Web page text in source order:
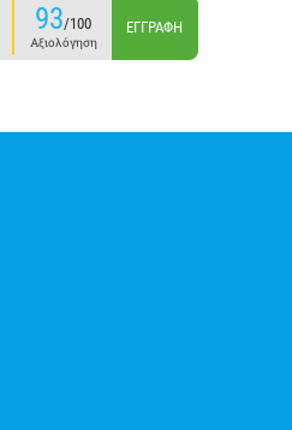
93/100
Αξιολόγηση
ΕΓΓΡΑΦΉ